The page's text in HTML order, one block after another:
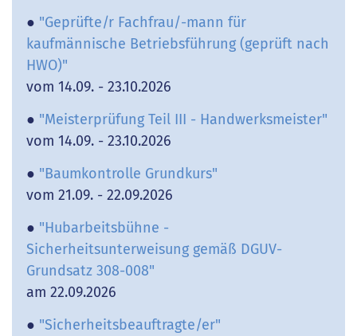
● "Geprüfte/r Fachfrau/-mann für
kaufmännische Betriebsführung (geprüft nach
HWO)"
vom 14.09. - 23.10.2026
● "Meisterprüfung Teil III - Handwerksmeister"
vom 14.09. - 23.10.2026
● "Baumkontrolle Grundkurs"
vom 21.09. - 22.09.2026
● "Hubarbeitsbühne -
Sicherheitsunterweisung gemäß DGUV-
Grundsatz 308-008"
am 22.09.2026
● "Sicherheitsbeauftragte/er"